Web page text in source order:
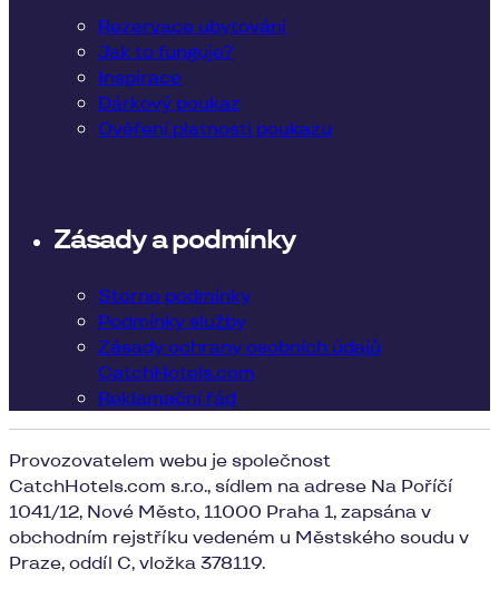
Rezervace ubytování
Jak to funguje?
Inspirace
Dárkový poukaz
Ověření platnosti poukazu
Zásady a podmínky
Storno podmínky
Podmínky služby
Zásady ochrany osobních údajů
CatchHotels.com
Reklamační řád
Provozovatelem webu je společnost
CatchHotels.com s.r.o., sídlem na adrese Na Poříčí
1041/12, Nové Město, 11000 Praha 1, zapsána v
obchodním rejstříku vedeném u Městského soudu v
Praze, oddíl C, vložka 378119.